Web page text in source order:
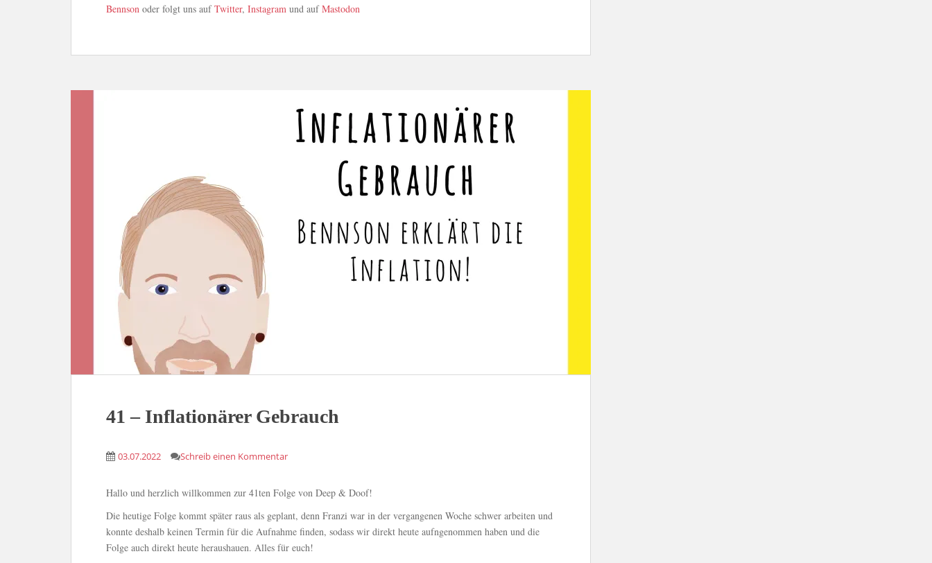
Bennson oder folgt uns aufTwitter, Instagram und aufMastodon
41 – Inflationärer Gebrauch
03.07.2022 Schreib einen Kommentar
Hallo und herzlich willkommen zur 41ten Folge von Deep & Doof!
Die heutige Folge kommt später raus als geplant, denn Franzi war in der vergangenen Woche schwer arbeiten und
konnte deshalb keinen Termin für die Aufnahme finden, sodass wir direkt heute aufngenommen haben und die
Folge auch direkt heute heraushauen. Alles für euch!